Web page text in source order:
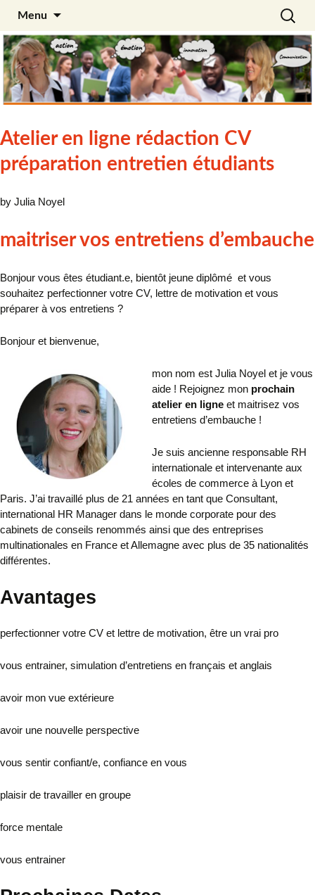
Julia Noyel
Menu
contenu
Atelier en ligne rédaction CV
préparation entretien étudiants
by Julia Noyel
maitriser vos entretiens d’embauche
Bonjour vous êtes étudiant.e, bientôt jeune diplômé et vous
souhaitez perfectionner votre CV, lettre de motivation et vous
préparer à vos entretiens ?
Bonjour et bienvenue,
mon nom est Julia Noyel et je vous
aide ! Rejoignez mon prochain
atelier en ligne et maitrisez vos
entretiens d’embauche !
Je suis ancienne responsable RH
internationale et intervenante aux
écoles de commerce à Lyon et
Paris. J’ai travaillé plus de 21 années en tant que Consultant,
international HR Manager dans le monde corporate pour des
cabinets de conseils renommés ainsi que des entreprises
multinationales en France et Allemagne avec plus de 35 nationalités
différentes.
Avantages
perfectionner votre CV et lettre de motivation, être un vrai pro
vous entrainer, simulation d’entretiens en français et anglais
avoir mon vue extérieure
avoir une nouvelle perspective
vous sentir confiant/e, confiance en vous
plaisir de travailler en groupe
force mentale
vous entrainer